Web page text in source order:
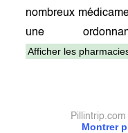
nombreux
une
Afficher les
Montrer